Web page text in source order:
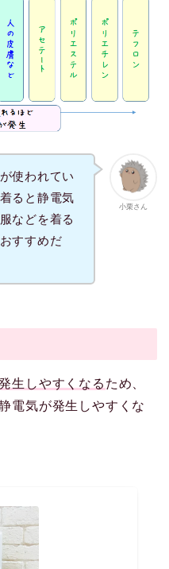
小栗さん
使われてい
ると静電気
などを着る
すすめだ
生しやすくなる ため、
電気が発生しやすくな